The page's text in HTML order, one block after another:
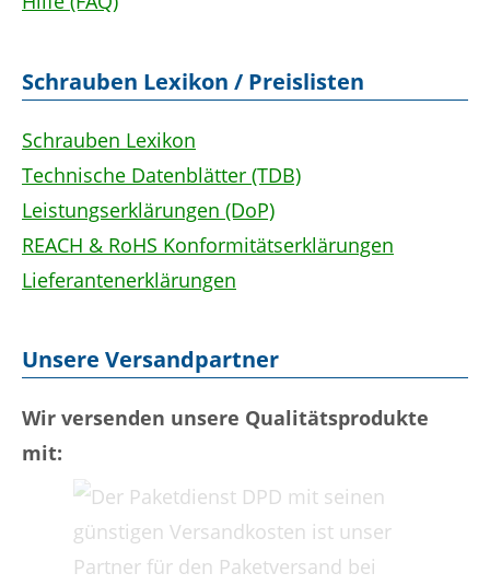
Schrauben Lexikon / Preislisten
Schrauben Lexikon
Technische Datenblätter (TDB)
Leistungserklärungen (DoP)
REACH & RoHS Konformitätserklärungen
Lieferantenerklärungen
Unsere Versandpartner
Wir versenden unsere Qualitätsprodukte
mit: